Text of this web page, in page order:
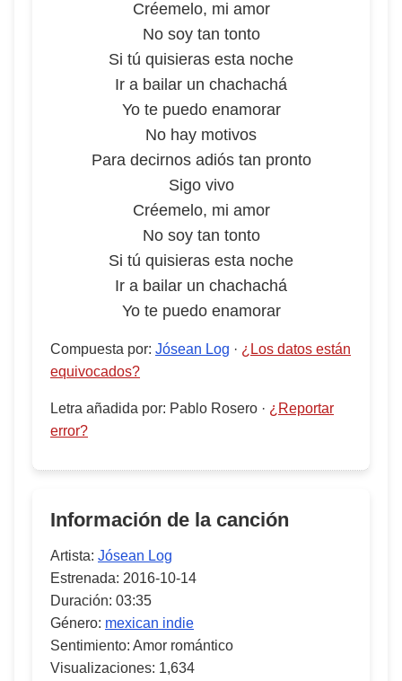
Créemelo, mi amor
No soy tan tonto
Si tú quisieras esta noche
Ir a bailar un chachachá
Yo te puedo enamorar
No hay motivos
Para decirnos adiós tan pronto
Sigo vivo
Créemelo, mi amor
No soy tan tonto
Si tú quisieras esta noche
Ir a bailar un chachachá
Yo te puedo enamorar
Compuesta por: Jósean Log · ¿Los datos están
equivocados?
Letra añadida por: Pablo Rosero · ¿Reportar
error?
Información de la canción
Artista: Jósean Log
Estrenada: 2016-10-14
Duración: 03:35
Género: mexican indie
Sentimiento: Amor romántico
Visualizaciones: 1,634